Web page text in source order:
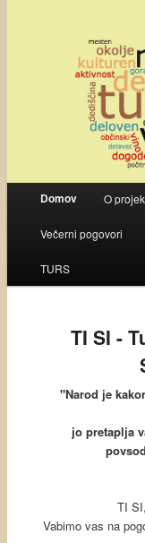
Main menu
Skip to primary
Skip to
Domov O
Večerni pogovori
TURS
TI SI -
"Narod je
jo pretaplja
TI
Vabimo vas na